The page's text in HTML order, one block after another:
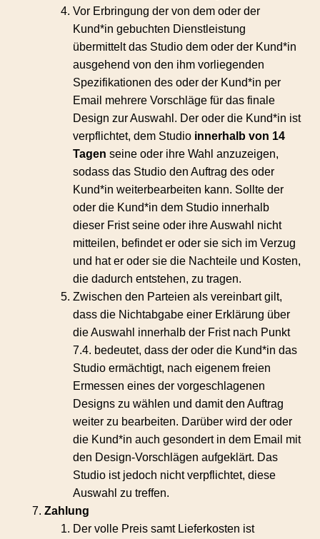
Vor Erbringung der von dem oder der
Kund*in gebuchten Dienstleistung
übermittelt das Studio dem oder der Kund*in
ausgehend von den ihm vorliegenden
Spezifikationen des oder der Kund*in per
Email mehrere Vorschläge für das finale
Design zur Auswahl. Der oder die Kund*in ist
verpflichtet, dem Studio innerhalb von 14
Tagen seine oder ihre Wahl anzuzeigen,
sodass das Studio den Auftrag des oder
Kund*in weiterbearbeiten kann. Sollte der
oder die Kund*in dem Studio innerhalb
dieser Frist seine oder ihre Auswahl nicht
mitteilen, befindet er oder sie sich im Verzug
und hat er oder sie die Nachteile und Kosten,
die dadurch entstehen, zu tragen.
Zwischen den Parteien als vereinbart gilt,
dass die Nichtabgabe einer Erklärung über
die Auswahl innerhalb der Frist nach Punkt
7.4. bedeutet, dass der oder die Kund*in das
Studio ermächtigt, nach eigenem freien
Ermessen eines der vorgeschlagenen
Designs zu wählen und damit den Auftrag
weiter zu bearbeiten. Darüber wird der oder
die Kund*in auch gesondert in dem Email mit
den Design-Vorschlägen aufgeklärt. Das
Studio ist jedoch nicht verpflichtet, diese
Auswahl zu treffen.
Zahlung
Der volle Preis samt Lieferkosten ist